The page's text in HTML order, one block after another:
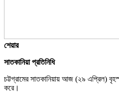
শেয়ার
সাতকানিয়া প্রতিনিধি
চট্টগ্রামের সাতকানিয়ায় আজ (২৯ এপ্রিল)
করে।